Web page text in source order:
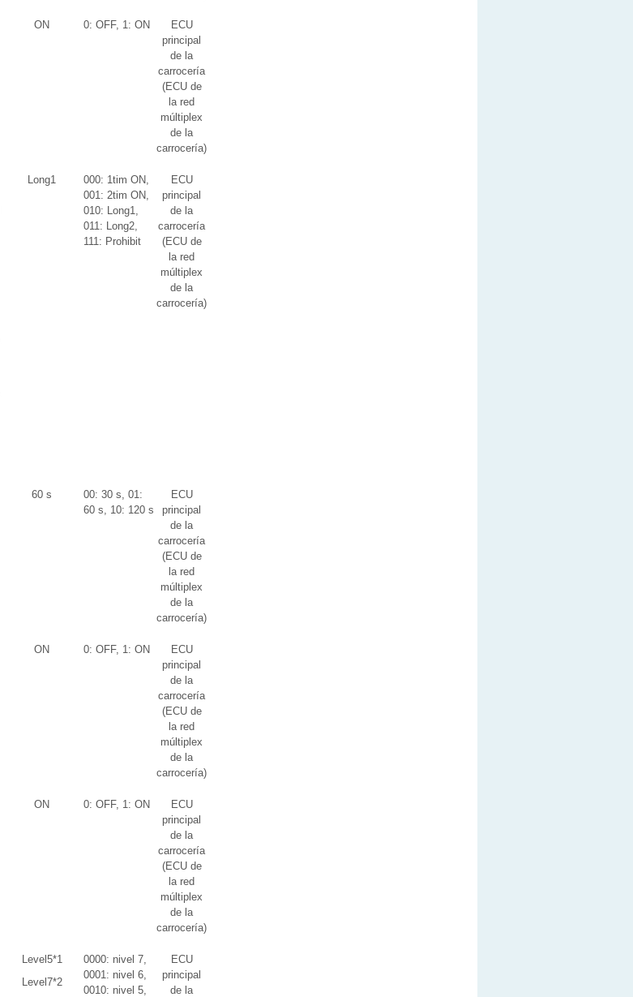
ON 0: OFF, 1: ON
ECU
principal
de la
carrocería
(ECU de
la red
múltiplex
de la
carrocería)
Long1
000: 1tim ON,
001: 2tim ON,
010: Long1,
011: Long2,
111: Prohibit
ECU
principal
de la
carrocería
(ECU de
la red
múltiplex
de la
carrocería)
60 s
00: 30 s, 01:
60 s, 10: 120 s
ECU
principal
de la
carrocería
(ECU de
la red
múltiplex
de la
carrocería)
ON 0: OFF, 1: ON
ECU
principal
de la
carrocería
(ECU de
la red
múltiplex
de la
carrocería)
ON 0: OFF, 1: ON
ECU
principal
de la
carrocería
(ECU de
la red
múltiplex
de la
carrocería)
Level5*1
Level7*2
0000: nivel 7,
0001: nivel 6,
0010: nivel 5,
ECU
principal
de la